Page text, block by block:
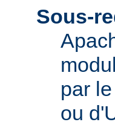
Sous-
par
ou